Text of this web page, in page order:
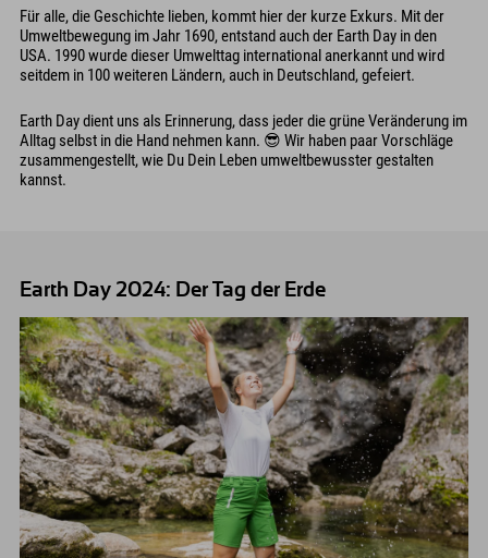
Für alle, die Geschichte lieben, kommt hier der kurze Exkurs. Mit der
Umweltbewegung im Jahr 1690, entstand auch der Earth Day in den
USA. 1990 wurde dieser Umwelttag international anerkannt und wird
seitdem in 100 weiteren Ländern, auch in Deutschland, gefeiert.
Earth Day dient uns als Erinnerung, dass jeder die grüne Veränderung im
Alltag selbst in die Hand nehmen kann. 😎 Wir haben paar Vorschläge
zusammengestellt, wie Du Dein Leben umweltbewusster gestalten
kannst.
Earth Day 2024: Der Tag der Erde